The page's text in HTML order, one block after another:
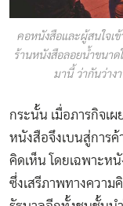
คอหนังสือและผู้สนใจเ
ร้านหนังสือลอยนํ้าขนาด
มานี้ ว่ากันว่าง
กระนั้น เมื่อภารกิจเ
หนังสือจึงเบนสู่การค้
คิดเห็น โดยเฉพาะห
ซึ่งเสรีภาพทางควา